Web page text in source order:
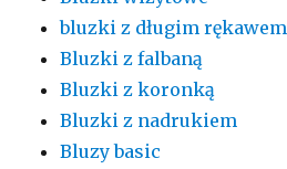
bluzki z długim rękawem
Bluzki z falbaną
Bluzki z koronką
Bluzki z nadrukiem
Bluzy basic